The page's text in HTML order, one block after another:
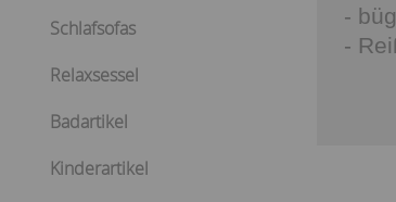
Schlafsofas
Relaxsessel
Badartikel
Kinderartikel
-
-